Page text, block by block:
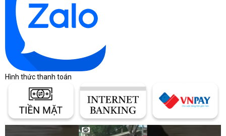
Hình thức thanh toán